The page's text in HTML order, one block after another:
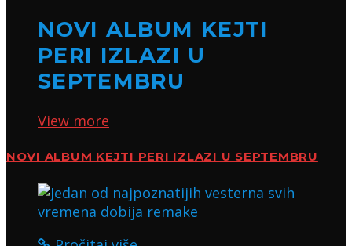
NOVI ALBUM KEJTI
PERI IZLAZI U
SEPTEMBRU
View more
NOVI ALBUM KEJTI PERI IZLAZI U SEPTEMBRU